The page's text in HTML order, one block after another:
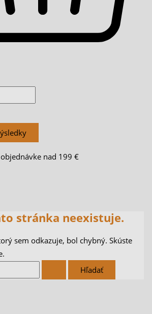
nad 199 €
stránka neexistuje.
sem odkazuje, bol chybný. Skúste